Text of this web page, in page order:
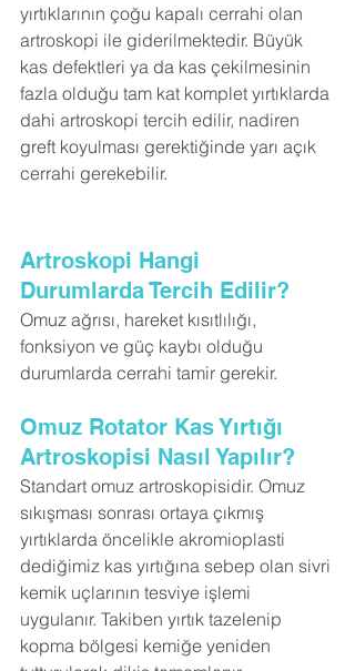
yırtıklarının çoğu kapalı cerrahi olan
artroskopi ile giderilmektedir. Büyük
kas defektleri ya da kas çekilmesinin
fazla olduğu tam kat komplet yırtıklarda
dahi artroskopi tercih edilir, nadiren
greft koyulması gerektiğinde yarı açık
cerrahi gerekebilir.
Artroskopi Hangi
Durumlarda Tercih Edilir?
Omuz ağrısı, hareket kısıtlılığı,
fonksiyon ve güç kaybı olduğu
durumlarda cerrahi tamir gerekir.
Omuz Rotator Kas Yırtığı
Artroskopisi Nasıl Yapılır?
Standart omuz artroskopisidir. Omuz
sıkışması sonrası ortaya çıkmış
yırtıklarda öncelikle akromioplasti
dediğimiz kas yırtığına sebep olan sivri
kemik uçlarının tesviye işlemi
uygulanır. Takiben yırtık tazelenip
kopma bölgesi kemiğe yeniden